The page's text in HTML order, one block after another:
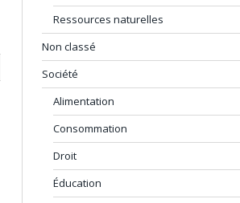
Ressources naturelles
Non classé
Société
Alimentation
Consommation
Droit
Éducation